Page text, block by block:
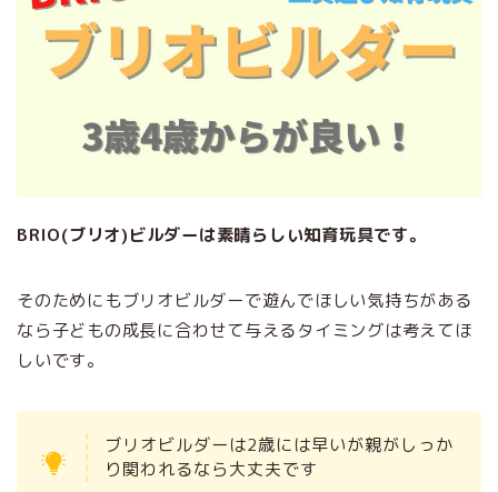
BRIO(ブリオ)ビルダーは素晴らしい知育玩具です。
そのためにもブリオビルダーで遊んでほしい気持ちがある
なら子どもの成長に合わせて与えるタイミングは考えてほ
しいです。
ブリオビルダーは2歳には早いが親がしっか
り関われるなら大丈夫です